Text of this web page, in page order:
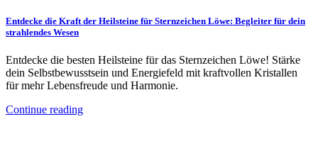
Entdecke die Kraft der Heilsteine für Sternzeichen Löwe: Begleiter für dein
strahlendes Wesen
Entdecke die besten Heilsteine für das Sternzeichen Löwe! Stärke
dein Selbstbewusstsein und Energiefeld mit kraftvollen Kristallen
für mehr Lebensfreude und Harmonie.
Continue reading